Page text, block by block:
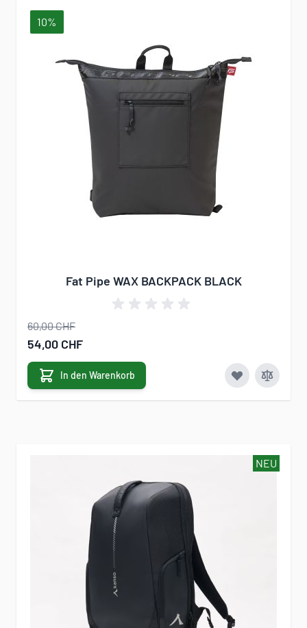
10%
Fat Pipe WAX BACKPACK BLACK
60,00 CHF
Sonderangebot
54,00 CHF
In den Warenkorb
NEU